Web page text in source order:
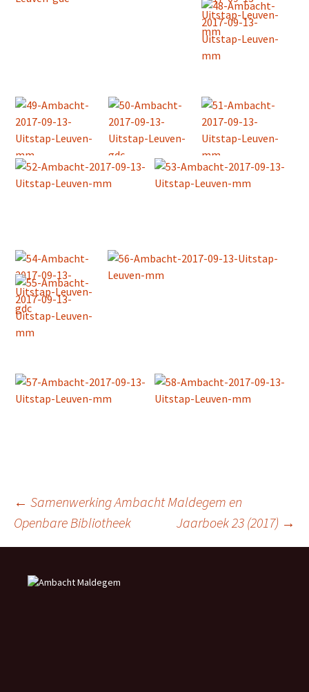
Berichtnavigatie
← Samenwerking Ambacht Maldegem en
Openbare Bibliotheek
Jaarboek 23 (2017) →